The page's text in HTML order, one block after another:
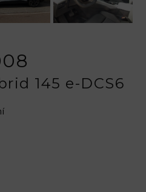
145 e-DCS6